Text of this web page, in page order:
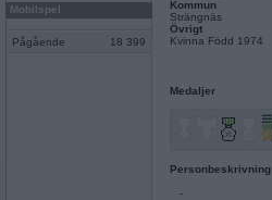
Mobilspel
Pågående 18 399
Kommun
Strängnäs
Övrigt
Kvinna Född 1974
Medaljer
Personbeskrivning
-